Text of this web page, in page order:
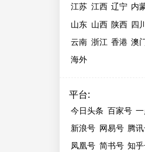
江苏 江西 辽宁 内
山东 山西 陕西 四
云南 浙江 香港 澳
海外
平台:
今日头条 百家号
新浪号 网易号 腾
凤凰号 简书号 知